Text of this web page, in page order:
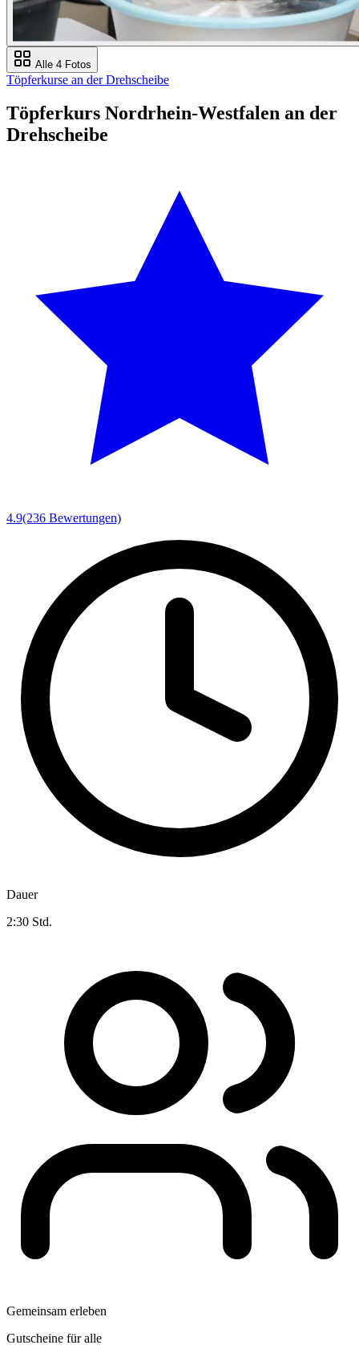
Alle 4 Fotos
Töpferkurse an der Drehscheibe
Töpferkurs Nordrhein-Westfalen an der
Drehscheibe
4.9(236 Bewertungen)
Dauer
2:30 Std.
Gemeinsam erleben
Gutscheine für alle